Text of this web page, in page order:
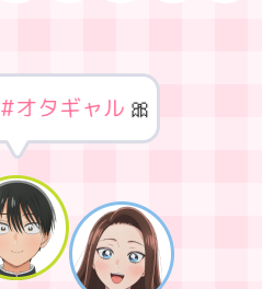
#オタギャル 🎀